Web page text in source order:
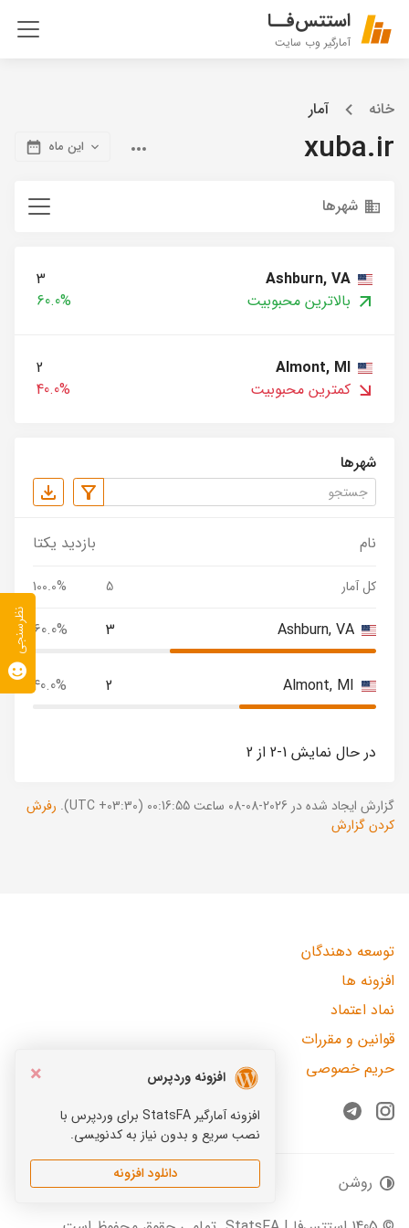
استتس‌فــا
آمارگیر وب سایت
خانه آمار
xuba.ir این ماه
شهرها
Ashburn, VA
3
بالاترین محبوبیت
60.0%
Almont, MI
2
کمترین محبوبیت
40.0%
شهرها
نام بازدید یکتا
کل آمار 5
100.0%
Ashburn, VA
3
60.0%
Almont, MI
2
40.0%
در حال نمایش 1-2 از 2
گزارش ایجاد شده در 2026-08-08 ساعت 00:16:55 (UTC +03:30).
رفرش
کردن گزارش
×
افزونه وردپرس
افزونه آمارگیر StatsFA برای وردپرس با
نصب سریع و بدون نیاز به کدنویسی.
دانلود افزونه
توسعه دهندگان
افزونه ها
نماد اعتماد
قوانین و مقررات
حریم خصوصی
Instagram
Telegram
روشن
نظرسنجی